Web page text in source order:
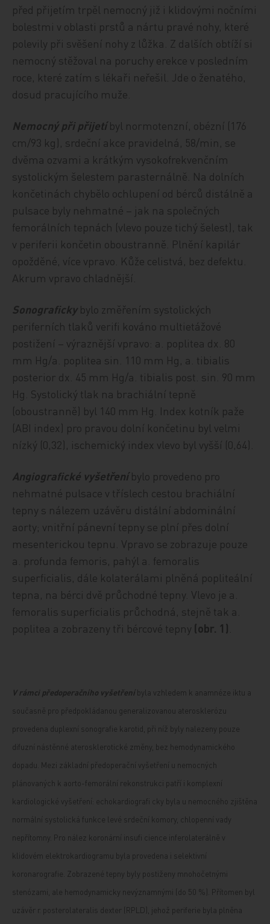
před přijetím trpěl nemocný již i klidovými nočními
bolestmi v oblasti prstů a nártu pravé nohy, které
polevily při svěšení nohy z lůžka. Z dalších obtíží si
nemocný stěžoval na poruchy erekce v posledním
roce, které zatím s lékaři neřešil. Jde o ženatého,
dosud pracujícího muže.
Nemocný při přijetíbyl normotenzní, obézní (176
cm/93 kg), srdeční akce pravidelná, 58/min, se
dvěma ozvami a krátkým vysokofrekvenčním
systolickým šelestem parasternálně. Na dolních
končetinách chybělo ochlupení od bérců distálně a
pulsace byly nehmatné – jak na společných
femorálních tepnách (vlevo pouze tichý šelest), tak
v periferii končetin oboustranně. Plnění kapilár
opožděné, více vpravo. Kůže celistvá, bez defektu.
Akrum vpravo chladnější.
Sonografickybylo změřením systolických
periferních tlaků verifi kováno multietážové
postižení – výraznější vpravo: a. poplitea dx. 80
mm Hg/a. poplitea sin. 110 mm Hg, a. tibialis
posterior dx. 45 mm Hg/a. tibialis post. sin. 90 mm
Hg. Systolický tlak na brachiální tepně
(oboustranně) byl 140 mm Hg. Index kotník paže
(ABI index) pro pravou dolní končetinu byl velmi
nízký (0,32), ischemický index vlevo byl vyšší (0,64).
Angiografické vyšetřeníbylo provedeno pro
nehmatné pulsace v tříslech cestou brachiální
tepny s nálezem uzávěru distální abdominální
aorty; vnitřní pánevní tepny se plní přes dolní
mesenterickou tepnu. Vpravo se zobrazuje pouze
a. profunda femoris, pahýl a. femoralis
superficialis, dále kolaterálami plněná popliteální
tepna, na bérci dvě průchodné tepny. Vlevo je a.
femoralis superficialis průchodná, stejně tak a.
poplitea a zobrazeny tři bércové tepny (obr. 1)
V rámci předoperačního vyšetřeníbyla vzhledem k anamnéze iktu a
současně pro předpokládanou generalizovanou aterosklerózu
provedena duplexní sonografie karotid, při níž byly nalezeny pouze
difuzní nástěnné aterosklerotické změny, bez hemodynamického
dopadu. Mezi základní předoperační vyšetření u nemocných
plánovaných k aorto-femorální rekonstrukci patří i komplexní
kardiologické vyšetření: echokardiografi cky byla u nemocného zjištěna
normální systolická funkce levé srdeční komory, chlopenní vady
nepřítomny. Pro nález koronární insufi cience inferolaterálně v
klidovém elektrokardiogramu byla provedena i selektivní
koronarografie. Zobrazené tepny byly postiženy mnohočetnými
stenózami, ale hemodynamicky nevýznamnými (do 50 %). Přítomen byl
uzávěr r. posterolateralis dexter (RPLD), jehož periferie byla plněna